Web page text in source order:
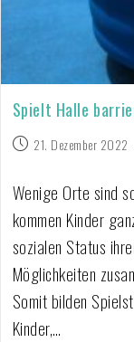
Spielt Halle
21. Dezember 2022
Wenige Orte sind
kommen Kinder
sozialen Status
Möglichkeiten
Somit bilden
Kinder,…